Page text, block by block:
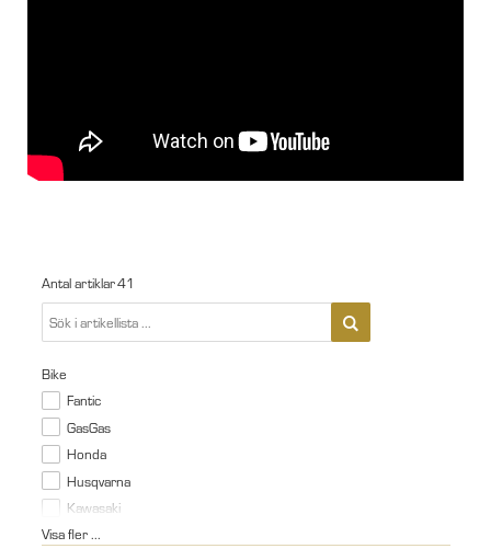
Antal artiklar41
Bike
Fantic
GasGas
Honda
Husqvarna
Kawasaki
Visa fler ...